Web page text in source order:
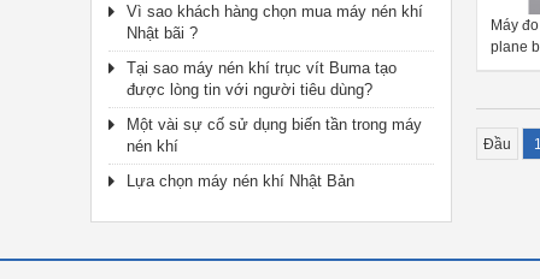
Vì sao khách hàng chọn mua máy nén khí
Nhật bãi ?
Tại sao máy nén khí trục vít Buma tạo
được lòng tin với người tiêu dùng?
Một vài sự cố sử dụng biến tần trong máy
nén khí
Lựa chọn máy nén khí Nhật Bản
Máy
plane
Đầu